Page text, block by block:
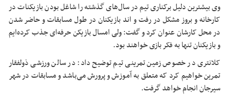
وی بیشترین دلیل برکناری تیم در سال‌های گذشته را شاغل بودن بازیکنات در
کارخانه و بروز مشکل در رفت و اند بازیکنان در طول مسابقات و حاضر شدن
در محل کارشان عنوان کرد و گفت: ولی امسال بازیکن حرفه‌ای جذب کرده‌ایم
و بازیکنان تنها به فکر بازی خواهند بود.
کلانتری در خصوص زمین تمرینی تیم توضیح داد: در سالن ورزشی ذولفقار
تمرین خواهیم کرد که متعلق به آموزش و پرورش می‌باشد و مسابقات در شهر
سیرجان انجام خواهد گرفت.